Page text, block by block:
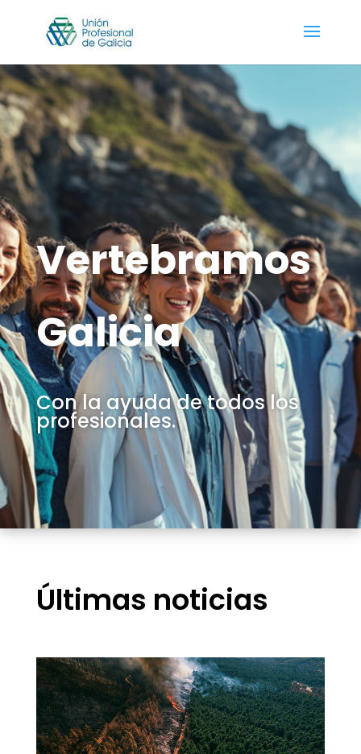
Vertebramos
Galicia
Con la ayuda de todos los
profesionales.
Últimas noticias